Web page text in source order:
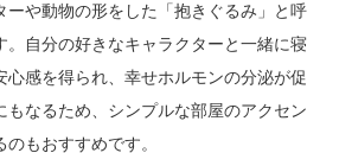
ーや動物の形をした「抱きぐるみ」と呼
。自分の好きなキャラクターと一緒に寝
心感を得られ、幸せホルモンの分泌が促
もなるため、シンプルな部屋のアクセン
もおすすめです。